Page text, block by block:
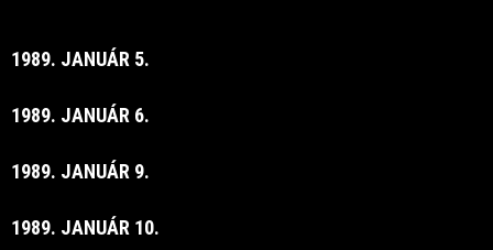
1989. JANUÁR 5.
1989. JANUÁR 6.
1989. JANUÁR 9.
1989. JANUÁR 10.